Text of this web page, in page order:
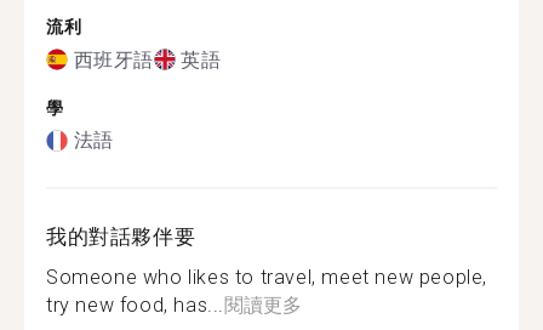
流利
西班牙語 英語
學
法語
我的對話夥伴要
Someone who likes to travel, meet new people,
try new food, has...閱讀更多